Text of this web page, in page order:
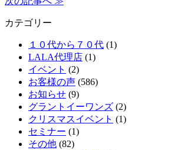
カテゴリー
１０代から７０代 (1)
LALA代理店 (1)
イベント (2)
お客様の声 (586)
お知らせ (9)
グラントイーワンズ (2)
クリスマスイベント (1)
セミナー (1)
その他 (82)